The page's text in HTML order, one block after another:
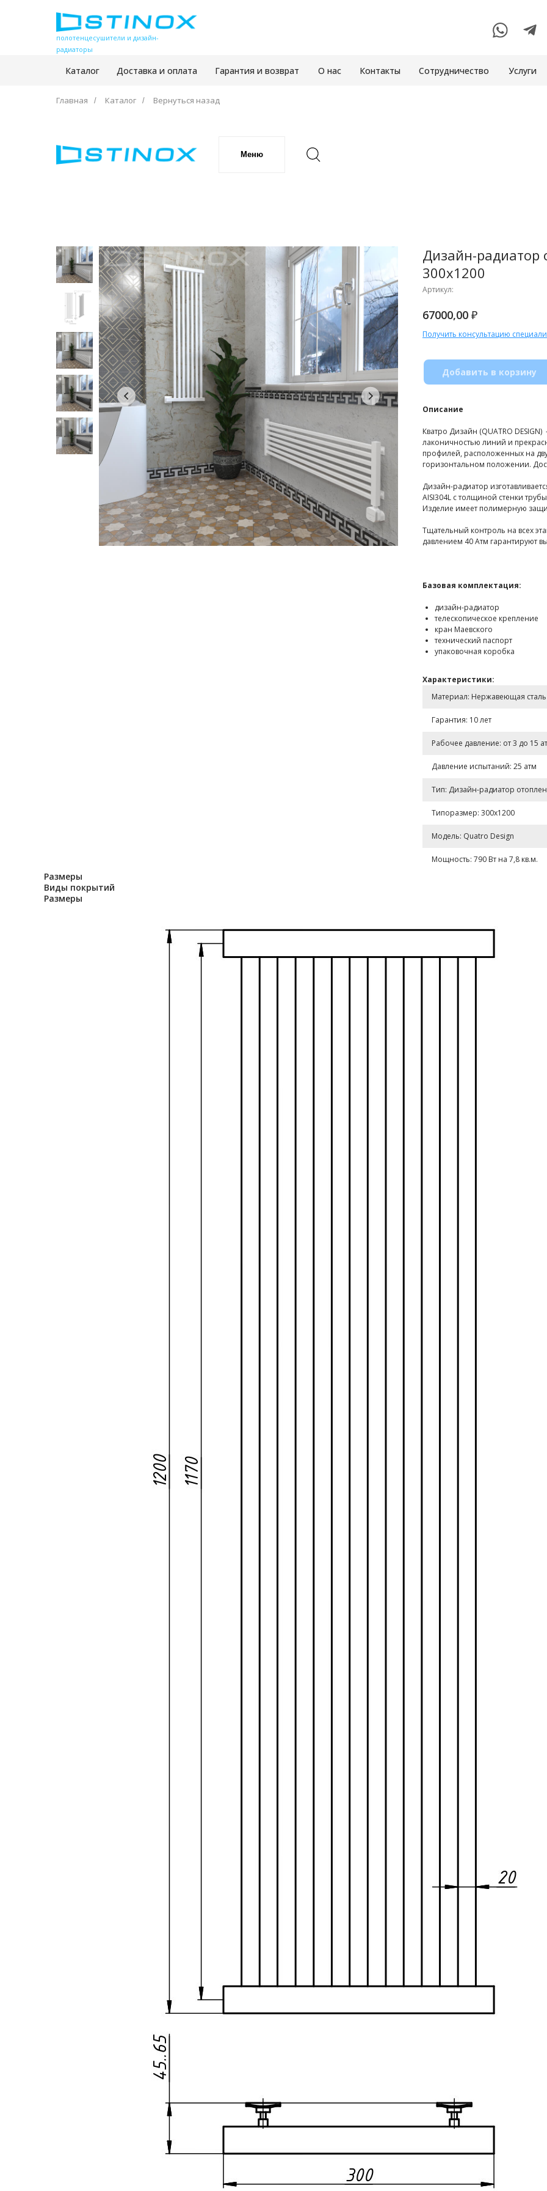
полотенцесушители и дизайн-
радиаторы
Каталог Доставка и оплата Гарантия и возврат О нас Контакты Сотрудничество Услуги
Главная / Каталог / Вернуться назад
Меню
Дизайн-радиатор
300x1200
Артикул:
67000,00 ₽
Получить консультацию
Добавить в корзину
Описание
Кватро Дизайн (QUATRO
лаконичностью линий и
профилей, расположенных на
горизонтальном положении.
Дизайн-радиатор
AISI304L с толщиной стенки
Изделие имеет полимерную
Тщательный контроль на всех
давлением 40 Атм гарантируют
Базовая комплектация:
дизайн-радиатор
телескопическое крепление
кран Маевского
технический паспорт
упаковочная коробка
Характеристики:
Материал: Нержавеющая сталь
Гарантия: 10 лет
Рабочее давление: от 3 до 15
Давление испытаний: 25 атм
Тип: Дизайн-радиатор
Типоразмер: 300x1200
Модель: Quatro Design
Мощность: 790 Вт на 7,8 кв.м.
Размеры
Виды покрытий
Размеры